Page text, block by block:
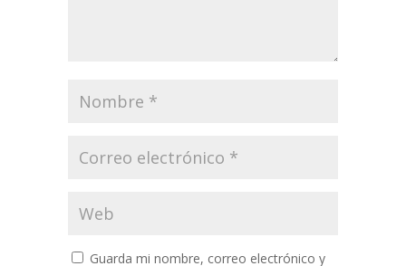
Guarda mi nombre, correo electrónico y